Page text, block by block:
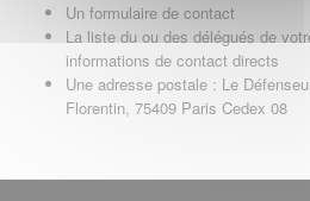
Un formulaire de contact
La liste du ou des délégués de
informations de contact directs
Une adresse postale : Le
Florentin, 75409 Paris Cedex 08